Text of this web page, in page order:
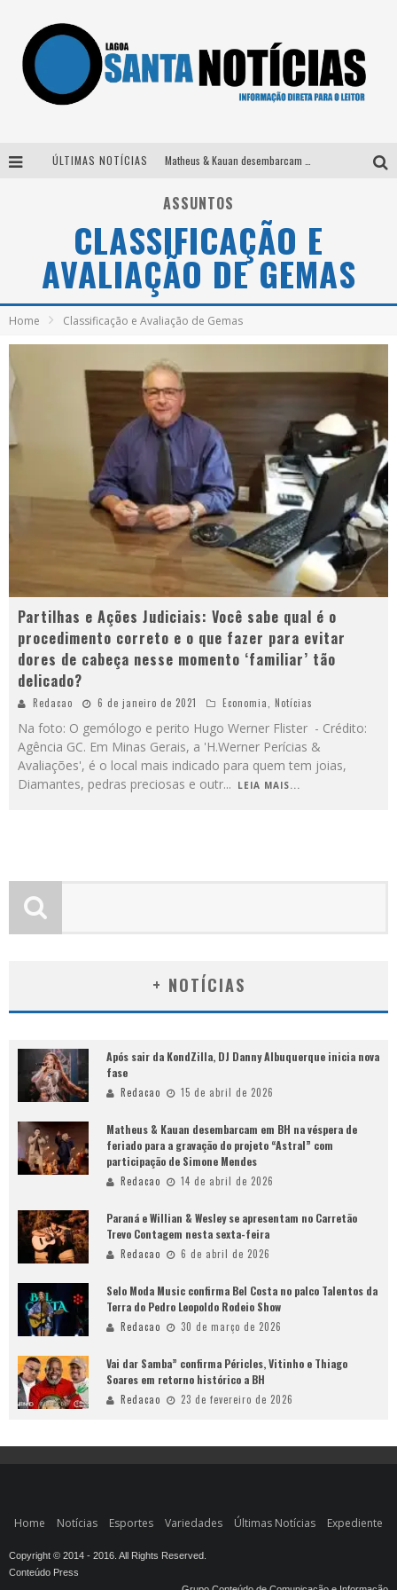
ÚLTIMAS NOTÍCIAS
Selo Moda Music confirma Bel Costa no palco Talentos da Terra do Pedro Leopoldo Rodeio Show
Após sair da KondZilla, DJ Danny Albuquerque inicia nova fase
ASSUNTOS
CLASSIFICAÇÃO E
AVALIAÇÃO DE GEMAS
Home Classificação e Avaliação de Gemas
Partilhas e Ações Judiciais: Você sabe qual é o
procedimento correto e o que fazer para evitar
dores de cabeça nesse momento ‘familiar’ tão
delicado?
Redacao 6 de janeiro de 2021 Economia, Notícias
Na foto: O gemólogo e perito Hugo Werner Flister - Crédito:
Agência GC. Em Minas Gerais, a 'H.Werner Perícias &
Avaliações', é o local mais indicado para quem tem joias,
Diamantes, pedras preciosas e outr... LEIA MAIS...
+ NOTÍCIAS
Após sair da KondZilla, DJ Danny Albuquerque inicia nova
fase
Redacao 15 de abril de 2026
Matheus & Kauan desembarcam em BH na véspera de
feriado para a gravação do projeto “Astral” com
participação de Simone Mendes
Redacao 14 de abril de 2026
Paraná e Willian & Wesley se apresentam no Carretão
Trevo Contagem nesta sexta-feira
Redacao 6 de abril de 2026
Selo Moda Music confirma Bel Costa no palco Talentos da
Terra do Pedro Leopoldo Rodeio Show
Redacao 30 de março de 2026
Vai dar Samba” confirma Péricles, Vitinho e Thiago
Soares em retorno histórico a BH
Redacao 23 de fevereiro de 2026
Home Notícias Esportes Variedades Últimas Notícias Expediente
Copyright © 2014 - 2016. All Rights Reserved.
Conteúdo Press